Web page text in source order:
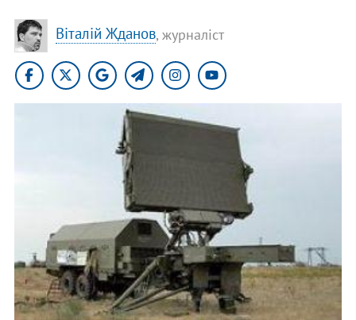
Віталій Жданов, журналіст